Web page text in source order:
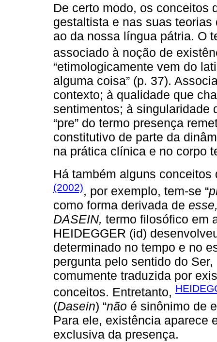
De certo modo, os conceitos
gestaltista e nas suas
ao da nossa língua pátria. O
associado à noção de
“etimologicamente vem do
alguma coisa” (p. 37).
contexto; à qualidade que
sentimentos; à singularidade
“pre” do termo presença
constitutivo de parte da
na prática clínica e no corpo
Há também alguns
(2002), por exemplo, tem-se “
como forma derivada de
DASEIN, termo filosófico em
HEIDEGGER (id)
determinado no tempo e no
pergunta pelo sentido do
comumente traduzida por
conceitos. Entretanto,
(Dasein) “não é sinônimo de
Para ele, existência aparece
exclusiva da presença.